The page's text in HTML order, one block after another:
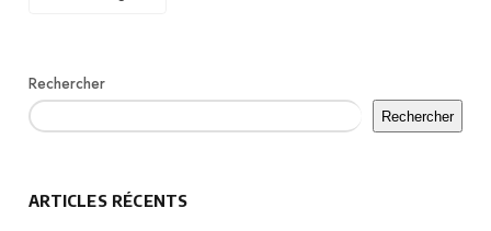
Rechercher
Rechercher
ARTICLES RÉCENTS